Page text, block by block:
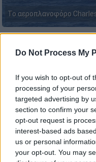
Do Not Process My
If you wish to opt-out of
processing of your
targeted advertising by
section to confirm your
opt-out request is
interest-based ads
us or personal
your opt-out. You may
Το αεροπλανοφόρο
Σοκ προκαλούν
από τα
τα δείγματα σε
στρατού της
το παράδειγμα
αεροπλανοφόρου